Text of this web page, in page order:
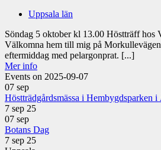
Uppsala län
Söndag 5 oktober kl 13.00 Höstträff hos
Välkomna hem till mig på
eftermiddag med pelargonprat. [...]
Mer info
Events on 2025-09-07
07 sep
Höstträdgårdsmässa i Hembygdsparken
7 sep 25
07 sep
Botans Dag
7 sep 25